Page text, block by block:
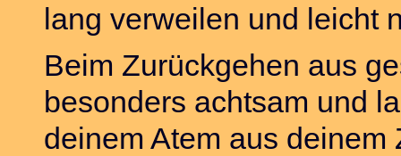
lang verweilen und leicht
Beim Zurückgehen aus
besonders achtsam und
deinem Atem aus